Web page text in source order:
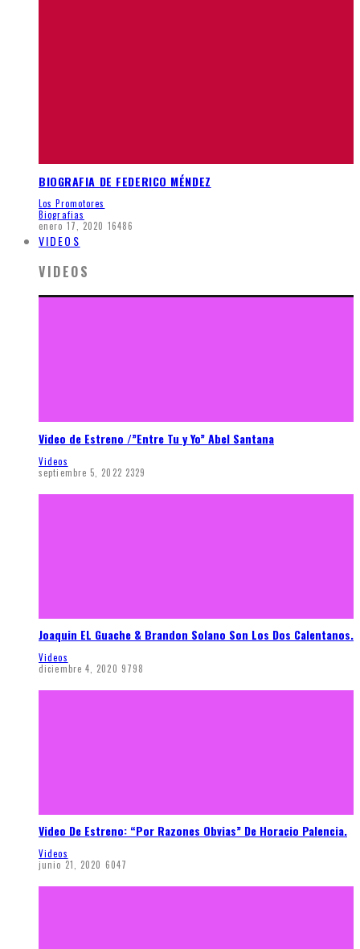
BIOGRAFIA DE FEDERICO MÉNDEZ
Los Promotores
Biografias
enero 17, 2020 16486
VIDEOS
VIDEOS
Video de Estreno /”Entre Tu y Yo” Abel Santana
Videos
septiembre 5, 2022 2329
Joaquin EL Guache & Brandon Solano Son Los Dos Calentanos.
Videos
diciembre 4, 2020 9798
Video De Estreno: “Por Razones Obvias” De Horacio Palencia.
Videos
junio 21, 2020 6047